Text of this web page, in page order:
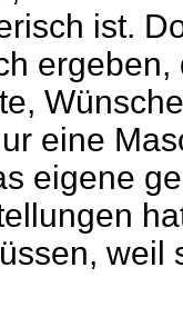
ist.
ergeben,
eine
eigene
weil